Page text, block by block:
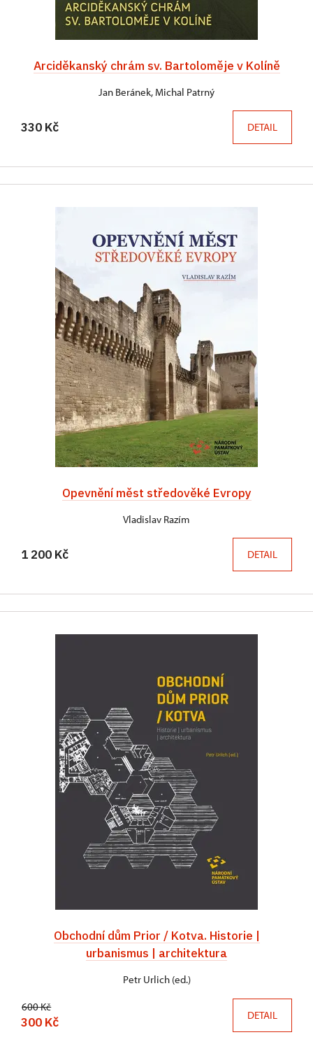
Arciděkanský chrám sv. Bartoloměje v Kolíně
Jan Beránek, Michal Patrný
330 Kč DETAIL
Opevnění měst středověké Evropy
Vladislav Razím
1 200 Kč DETAIL
Obchodní dům Prior / Kotva. Historie |
urbanismus | architektura
Petr Urlich (ed.)
600 Kč
300 Kč DETAIL